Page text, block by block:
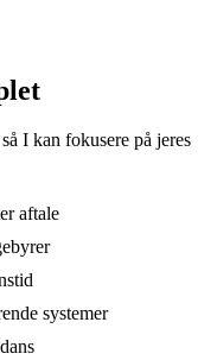
I kan fokusere på jeres
aftale
systemer